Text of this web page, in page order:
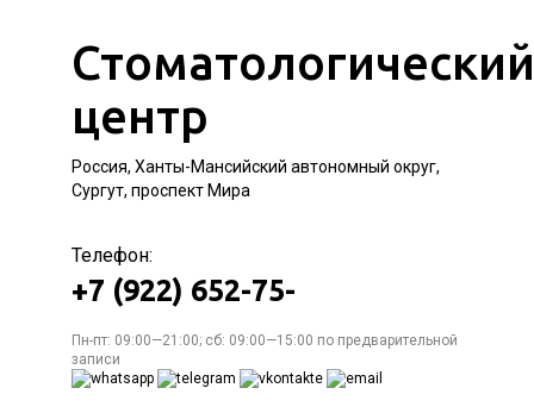
Стоматологический
центр
Россия, Ханты-Мансийский автономный округ,
Сургут, проспект Мира
Телефон:
+7 (922) 652-75-
Пн-пт: 09:00—21:00; сб: 09:00—15:00 по предварительной
записи